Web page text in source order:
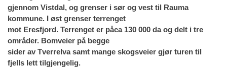
gjennom Vistdal, og grenser i sør og vest til Rauma
kommune. I øst grenser terrenget
mot Eresfjord. Terrenget er påca 130 000 da og delt i tre
områder. Bomveier på begge
sider av Tverrelva samt mange skogsveier gjør turen til
fjells lett tilgjengelig.